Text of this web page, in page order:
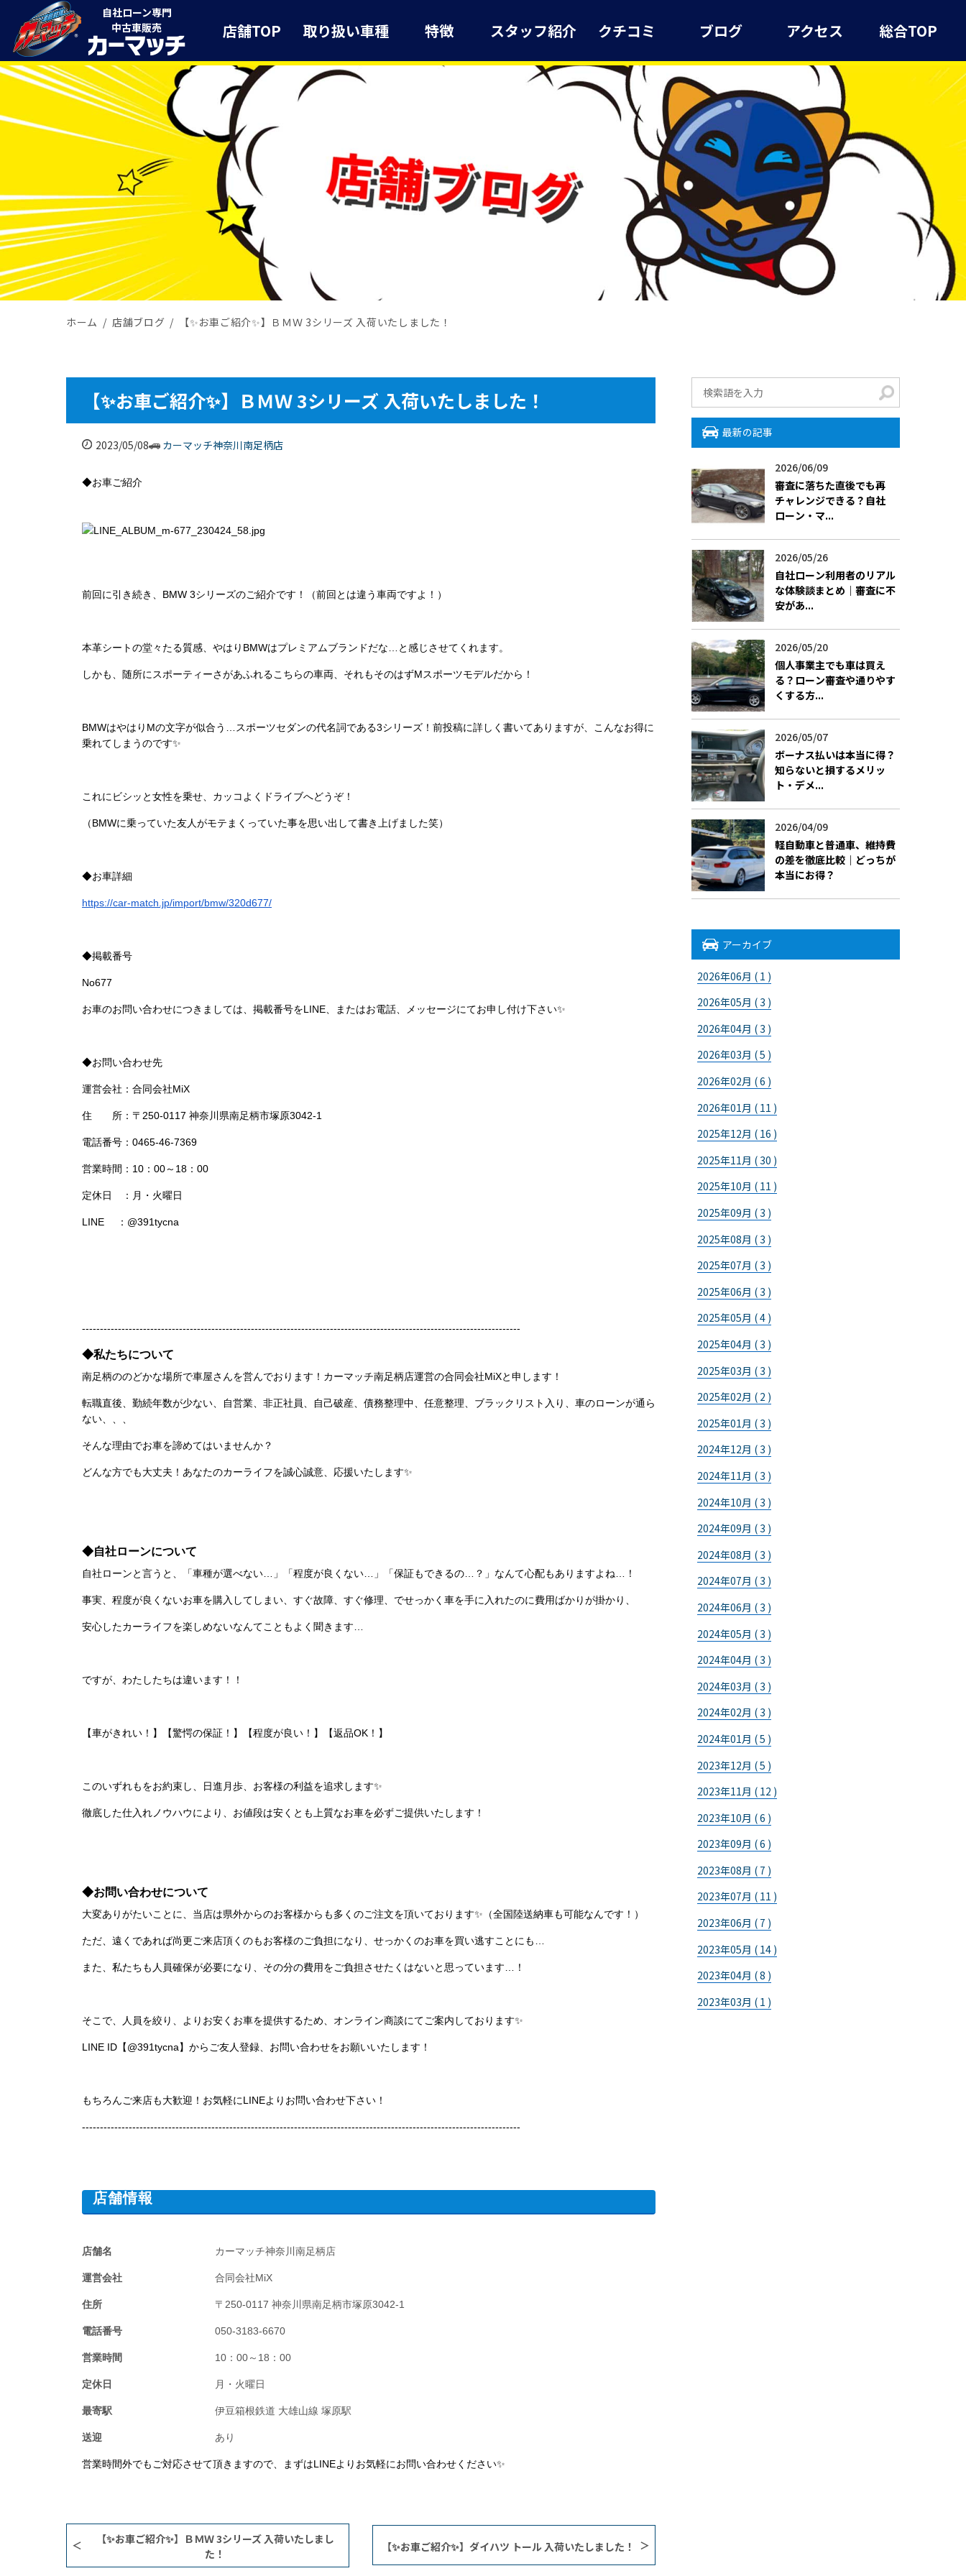
自社ローン専門
中古車販売
店舗TOP 取り扱い車種 特徴 スタッフ紹介 クチコミ ブログ アクセス 総合TOP
ホーム 店舗ブログ 【✨お車ご紹介✨】ＢＭＷ 3シリーズ 入荷いたしました！
【✨お車ご紹介✨】ＢＭＷ 3シリーズ 入荷いたしました！
2023/05/08 カーマッチ神奈川南足柄店
◆お車ご紹介
前回に引き続き、BMW 3シリーズのご紹介です！（前回とは違う車両ですよ！）
本革シートの堂々たる質感、やはりBMWはプレミアムブランドだな…と感じさせてくれます。
しかも、随所にスポーティーさがあふれるこちらの車両、それもそのはずMスポーツモデルだから！
BMWはやはりMの文字が似合う…スポーツセダンの代名詞である3シリーズ！前投稿に詳しく書いてありますが、こんなお得に
乗れてしまうのです✨
これにビシッと女性を乗せ、カッコよくドライブへどうぞ！
（BMWに乗っていた友人がモテまくっていた事を思い出して書き上げました笑）
◆お車詳細
https://car-match.jp/import/bmw/320d677/
◆掲載番号
No677
お車のお問い合わせにつきましては、掲載番号をLINE、またはお電話、メッセージにてお申し付け下さい✨
◆お問い合わせ先
運営会社：合同会社MiX
住 所：〒250-0117 神奈川県南足柄市塚原3042-1
電話番号：0465-46-7369
営業時間：10：00～18：00
定休日 ：月・火曜日
LINE ：@391tycna
--------------------------------------------------------------------------------------------------------------------------
◆私たちについて
南足柄ののどかな場所で車屋さんを営んでおります！カーマッチ南足柄店運営の合同会社MiXと申します！
転職直後、勤続年数が少ない、自営業、非正社員、自己破産、債務整理中、任意整理、ブラックリスト入り、車のローンが通ら
ない、、、
そんな理由でお車を諦めてはいませんか？
どんな方でも大丈夫！あなたのカーライフを誠心誠意、応援いたします✨
◆自社ローンについて
自社ローンと言うと、「車種が選べない…」「程度が良くない…」「保証もできるの…？」なんて心配もありますよね…！
事実、程度が良くないお車を購入してしまい、すぐ故障、すぐ修理、でせっかく車を手に入れたのに費用ばかりが掛かり、
安心したカーライフを楽しめないなんてこともよく聞きます…
ですが、わたしたちは違います！！
【車がきれい！】【驚愕の保証！】【程度が良い！】【返品OK！】
このいずれもをお約束し、日進月歩、お客様の利益を追求します✨
徹底した仕入れノウハウにより、お値段は安くとも上質なお車を必ずご提供いたします！
◆お問い合わせについて
大変ありがたいことに、当店は県外からのお客様からも多くのご注文を頂いております✨（全国陸送納車も可能なんです！）
ただ、遠くであれば尚更ご来店頂くのもお客様のご負担になり、せっかくのお車を買い逃すことにも…
また、私たちも人員確保が必要になり、その分の費用をご負担させたくはないと思っています…！
そこで、人員を絞り、よりお安くお車を提供するため、オンライン商談にてご案内しております✨
LINE ID【@391tycna】からご友人登録、お問い合わせをお願いいたします！
もちろんご来店も大歓迎！お気軽にLINEよりお問い合わせ下さい！
--------------------------------------------------------------------------------------------------------------------------
店舗情報
店舗名 カーマッチ神奈川南足柄店
運営会社 合同会社MiX
住所 〒250-0117 神奈川県南足柄市塚原3042-1
電話番号 050-3183-6670
営業時間 10：00～18：00
定休日 月・火曜日
最寄駅 伊豆箱根鉄道 大雄山線 塚原駅
送迎 あり
営業時間外でもご対応させて頂きますので、まずはLINEよりお気軽にお問い合わせください✨
【✨お車ご紹介✨】ＢＭＷ 3シリーズ 入荷いたしまし
た！
【✨お車ご紹介✨】ダイハツ トール 入荷いたしました！
最新の記事
2026/06/09
審査に落ちた直後でも再
チャレンジできる？自社
ローン・マ...
2026/05/26
自社ローン利用者のリアル
な体験談まとめ｜審査に不
安があ...
2026/05/20
個人事業主でも車は買え
る？ローン審査や通りやす
くする方...
2026/05/07
ボーナス払いは本当に得？
知らないと損するメリッ
ト・デメ...
2026/04/09
軽自動車と普通車、維持費
の差を徹底比較｜どっちが
本当にお得？
アーカイブ
2026年06月 ( 1 )
2026年05月 ( 3 )
2026年04月 ( 3 )
2026年03月 ( 5 )
2026年02月 ( 6 )
2026年01月 ( 11 )
2025年12月 ( 16 )
2025年11月 ( 30 )
2025年10月 ( 11 )
2025年09月 ( 3 )
2025年08月 ( 3 )
2025年07月 ( 3 )
2025年06月 ( 3 )
2025年05月 ( 4 )
2025年04月 ( 3 )
2025年03月 ( 3 )
2025年02月 ( 2 )
2025年01月 ( 3 )
2024年12月 ( 3 )
2024年11月 ( 3 )
2024年10月 ( 3 )
2024年09月 ( 3 )
2024年08月 ( 3 )
2024年07月 ( 3 )
2024年06月 ( 3 )
2024年05月 ( 3 )
2024年04月 ( 3 )
2024年03月 ( 3 )
2024年02月 ( 3 )
2024年01月 ( 5 )
2023年12月 ( 5 )
2023年11月 ( 12 )
2023年10月 ( 6 )
2023年09月 ( 6 )
2023年08月 ( 7 )
2023年07月 ( 11 )
2023年06月 ( 7 )
2023年05月 ( 14 )
2023年04月 ( 8 )
2023年03月 ( 1 )